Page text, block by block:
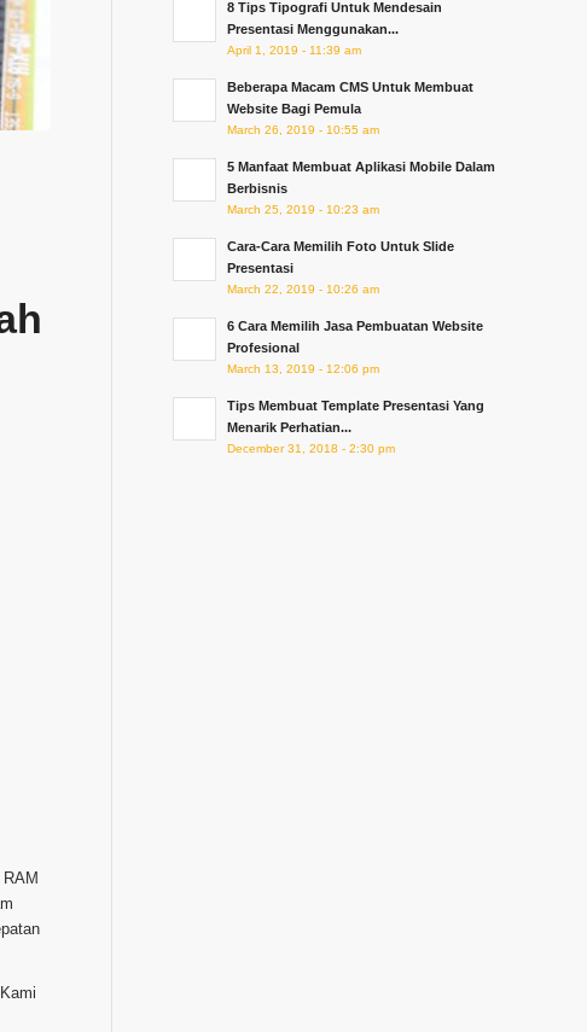
8 Tips Tipografi Untuk Mendesain
Presentasi Menggunakan...
April 1, 2019 - 11:39 am
Beberapa Macam CMS Untuk Membuat
Website Bagi Pemula
March 26, 2019 - 10:55 am
5 Manfaat Membuat Aplikasi Mobile Dalam
Berbisnis
March 25, 2019 - 10:23 am
Cara-Cara Memilih Foto Untuk Slide
Presentasi
March 22, 2019 - 10:26 am
6 Cara Memilih Jasa Pembuatan Website
Profesional
March 13, 2019 - 12:06 pm
Tips Membuat Template Presentasi Yang
Menarik Perhatian...
December 31, 2018 - 2:30 pm